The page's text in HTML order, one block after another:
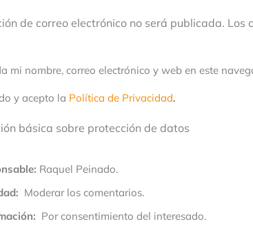
de correo electrónico no será publicada.
mi nombre, correo electrónico y web en este
y acepto la Política de Privacidad.
básica sobre protección de datos
Raquel Peinado.
Moderar los comentarios.
Por consentimiento del interesado.